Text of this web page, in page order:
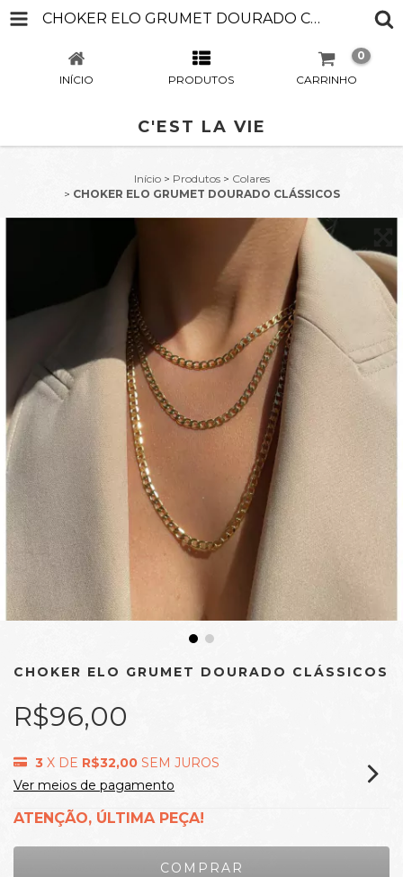
CHOKER ELO GRUMET DOURADO CLÁSSICOS
INÍCIO PRODUTOS CARRINHO
0
C'EST LA VIE
Início > Produtos > Colares
> CHOKER ELO GRUMET DOURADO CLÁSSICOS
CHOKER ELO GRUMET DOURADO CLÁSSICOS
R$96,00
3 X DE R$32,00 SEM JUROS
Ver meios de pagamento
ATENÇÃO, ÚLTIMA PEÇA!